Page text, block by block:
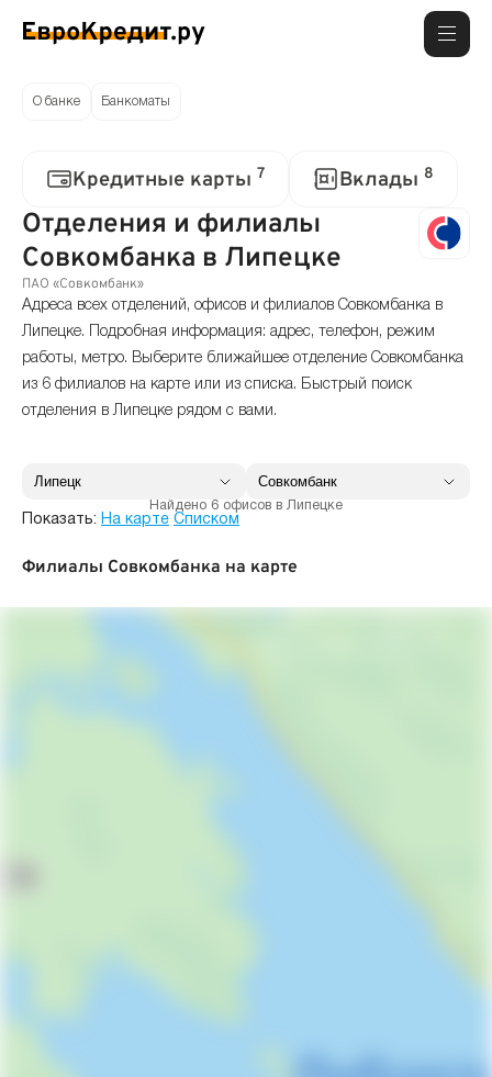
О банке Банкоматы
Кредитные карты 7 Вклады 8
Отделения и филиалы
Совкомбанка в Липецке
ПАО «Совкомбанк»
Адреса всех отделений, офисов и филиалов Совкомбанка в
Липецке. Подробная информация: адрес, телефон, режим
работы, метро. Выберите ближайшее отделение Совкомбанка
из 6 филиалов на карте или из списка. Быстрый поиск
отделения в Липецке рядом с вами.
Найдено 6 офисов в Липецке
Показать: На карте Списком
Филиалы Совкомбанка на карте